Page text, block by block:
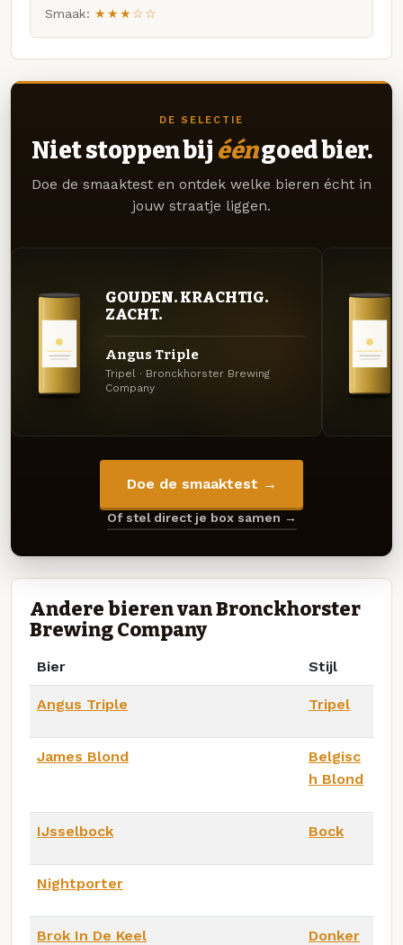
Smaak: ★★★☆☆
DE SELECTIE
Niet stoppen bij ééngoed bier.
Doe de smaaktest en ontdek welke bieren écht in
jouw straatje liggen.
GOUDEN. KRACHTIG.
ZACHT.
Angus Triple
Tripel · Bronckhorster Brewing
Company
Doe de smaaktest →
Of stel direct je box samen →
Andere bieren van Bronckhorster
Brewing Company
Bier Stijl
Angus Triple Tripel
James Blond
Belgisc
h Blond
IJsselbock Bock
Nightporter
Brok In De Keel
Donker